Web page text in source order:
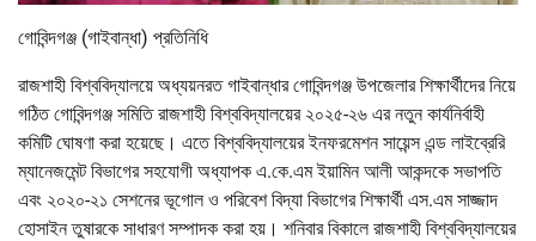
গোবিন্দগঞ্জ (গাইবান্ধা) প্রতিনিধি
রাজশাহী বিশ্ববিদ্যালয়ে অধ্যয়নরত গাইবান্ধার গোবিন্দগঞ্জ উপজেলার শিক্ষার্থীদের নিয়ে
গঠিত গোবিন্দগঞ্জ সমিতি রাজশাহী বিশ্ববিদ্যালয়ের ২০২৫-২৬ এর নতুন কার্যনির্বাহী
কমিটি ঘোষণা করা হয়েছে। এতে বিশ্ববিদ্যালয়ের ইনফরমেশন সায়েন্স এন্ড লাইব্রেরি
ম্যানেজমেন্ট বিভাগের সহযোগী অধ্যাপক এ.কে.এম ইয়ামিন আলী আকন্দকে সভাপতি
এবং ২০২০-২১ সেশনের ভূগোল ও পরিবেশ বিদ্যা বিভাগের শিক্ষার্থী এস.এম সাজ্জাদ
হোসাইন তুষারকে সাধারণ সম্পাদক করা হয়। শনিবার বিকালে রাজশাহী বিশ্ববিদ্যালয়ের